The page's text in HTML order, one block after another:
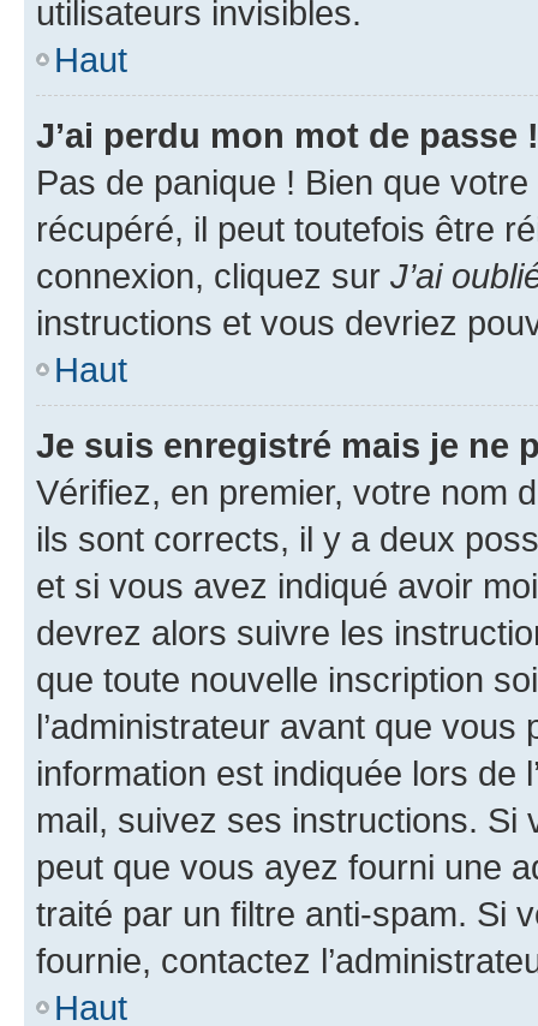
utilisateurs invisibles.
Haut
J’ai perdu mon mot de passe !
Pas de panique ! Bien que
récupéré, il peut toutefois être
connexion, cliquez sur J’ai
instructions et vous devriez
Haut
Je suis enregistré mais je ne
Vérifiez, en premier, votre nom
ils sont corrects, il y a deux
et si vous avez indiqué avoir
devrez alors suivre les
que toute nouvelle inscription
l’administrateur avant que
information est indiquée lors de
mail, suivez ses instructions. Si
peut que vous ayez fourni une
traité par un filtre anti-spam. Si
fournie, contactez
Haut